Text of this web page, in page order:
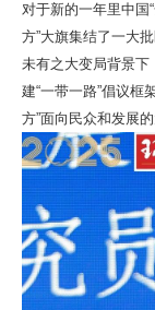
对于新的一年里中国
方”大旗集结了一大
未有之大变局背景下
建“一带一路”倡议框
方”面向民众和发展